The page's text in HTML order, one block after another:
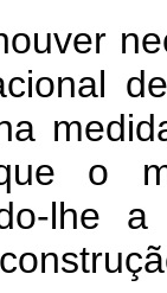
o
lhe